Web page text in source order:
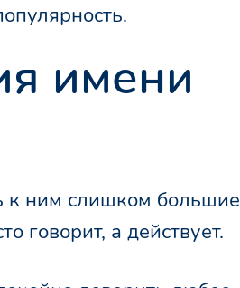
имени
к ним слишком большие
говорит, а действует.